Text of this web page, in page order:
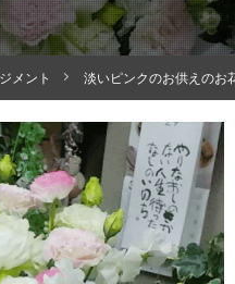
メント 淡いピンクのお供えのお